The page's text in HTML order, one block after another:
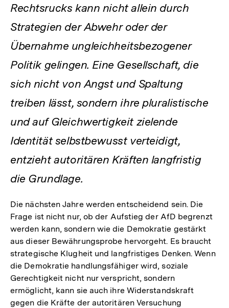
Rechtsrucks kann nicht allein durch
Strategien der Abwehr oder der
Übernahme ungleichheitsbezogener
Politik gelingen. Eine Gesellschaft, die
sich nicht von Angst und Spaltung
treiben lässt, sondern ihre pluralistische
und auf Gleichwertigkeit zielende
Identität selbstbewusst verteidigt,
entzieht autoritären Kräften langfristig
die Grundlage.
Die nächsten Jahre werden entscheidend sein. Die
Frage ist nicht nur, ob der Aufstieg der AfD begrenzt
werden kann, sondern wie die Demokratie gestärkt
aus dieser Bewährungsprobe hervorgeht. Es braucht
strategische Klugheit und langfristiges Denken. Wenn
die Demokratie handlungsfähiger wird, soziale
Gerechtigkeit nicht nur verspricht, sondern
ermöglicht, kann sie auch ihre Widerstandskraft
gegen die Kräfte der autoritären Versuchung